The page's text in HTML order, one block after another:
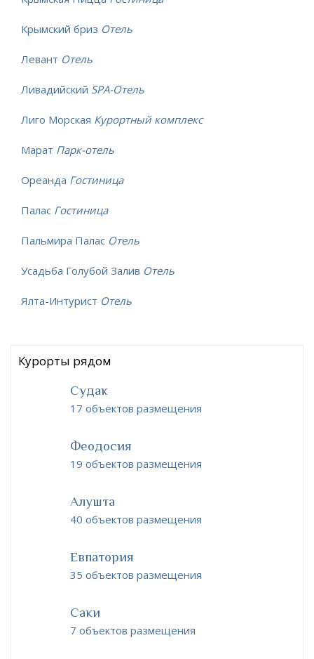
Крымский бриз Отель
Левант Отель
Ливадийский SPA-Отель
Лиго Морская Курортный комплекс
Марат Парк-отель
Ореанда Гостиница
Палас Гостиница
Пальмира Палас Отель
Усадьба Голубой Залив Отель
Ялта-Интурист Отель
Курорты рядом
Судак
17 объектов размещения
Феодосия
19 объектов размещения
Алушта
40 объектов размещения
Евпатория
35 объектов размещения
Саки
7 объектов размещения